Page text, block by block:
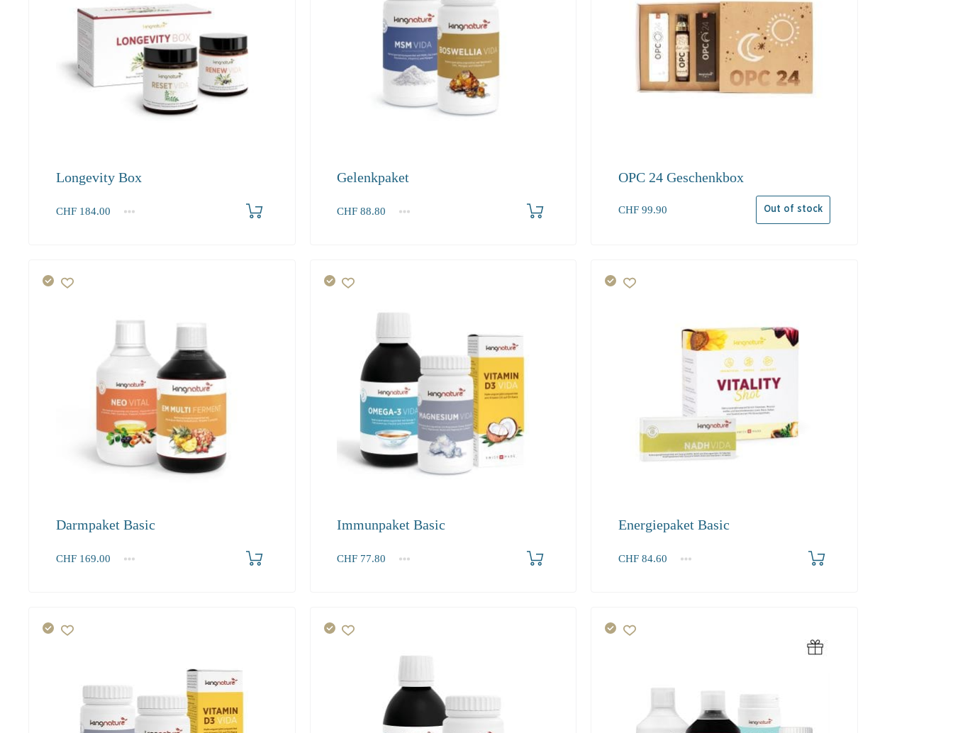
Longevity Box
CHF184.00
1 2-3
Gelenkpaket
CHF 88.80
1+
OPC 24 Geschenkbox
CHF99.90 Out of stock
Darmpaket Basic
CHF169.00
1+
Immunpaket Basic
CHF 77.80
1+
Energiepaket Basic
CHF84.60
1+